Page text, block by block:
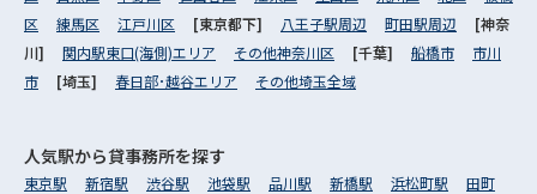
区
練馬区 江戸川区 [東京都下] 八王子駅周辺 町田駅周辺
[神奈
川] 関内駅東口(海側)エリア その他神奈川区 [千葉] 船橋市
市川
市
[埼玉] 春日部･越谷エリア その他埼玉全域
人気駅から貸事務所を探す
東京駅 新宿駅 渋谷駅 池袋駅 品川駅 新橋駅 浜松町駅
田町